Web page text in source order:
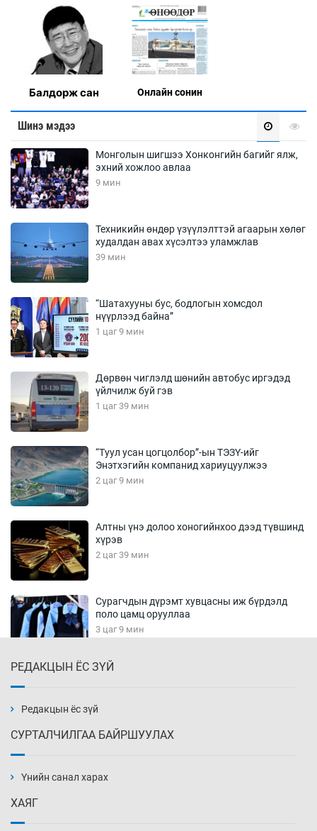
Балдорж сан Онлaйн сонин
Шинэ мэдээ
Монголын шигшээ Хонконгийн багийг ялж,
эхний хожлоо авлаа
9 мин
Техникийн өндөр үзүүлэлттэй агаарын хөлөг
худалдан авах хүсэлтээ уламжлав
39 мин
“Шатахууны бус, бодлогын хомсдол
нүүрлээд байна”
1 цаг 9 мин
Дөрвөн чиглэлд шөнийн автобус иргэдэд
үйлчилж буй гэв
1 цаг 39 мин
“Туул усан цогцолбор”-ын ТЭЗҮ-ийг
Энэтхэгийн компанид хариуцуулжээ
2 цаг 9 мин
Алтны үнэ долоо хоногийнхоо дээд түвшинд
хүрэв
2 цаг 39 мин
Сурагчдын дүрэмт хувцасны иж бүрдэлд
поло цамц орууллаа
3 цаг 9 мин
3 цаг 39 мин
4 цаг 9 мин
РЕДАКЦЫН ЁС ЗҮЙ
Редакцын ёс зүй
СУРТАЛЧИЛГАА БАЙРШУУЛАХ
Үнийн санал харах
ХАЯГ